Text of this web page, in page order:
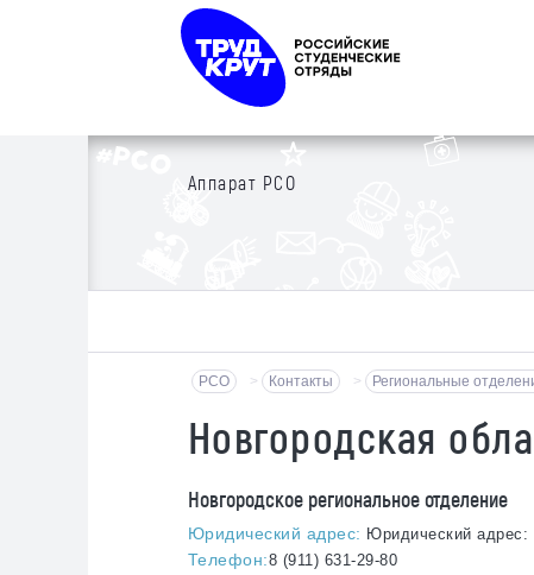
Аппарат РСО
РСО > Контакты > Региональные
Новгородская
Новгородское региональное отделение
Юридический адрес: Юридический
Телефон:8 (911) 631-29-80